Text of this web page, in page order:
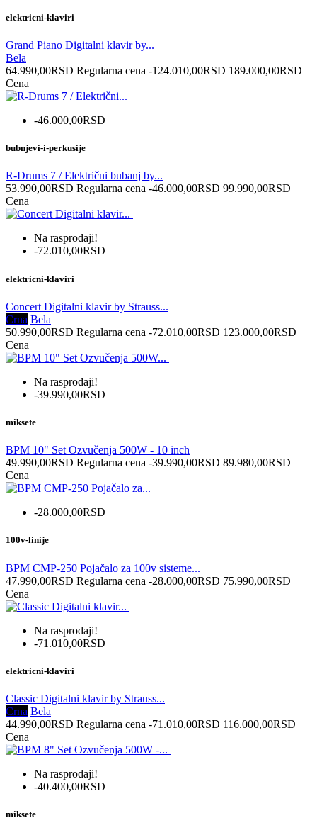
elektricni-klaviri
Grand Piano Digitalni klavir by...
Bela
64.990,00RSD Regularna cena -124.010,00RSD 189.000,00RSD
Cena
-46.000,00RSD
bubnjevi-i-perkusije
R-Drums 7 / Električni bubanj by...
53.990,00RSD Regularna cena -46.000,00RSD 99.990,00RSD
Cena
Na rasprodaji!
-72.010,00RSD
elektricni-klaviri
Concert Digitalni klavir by Strauss...
Crna Bela
50.990,00RSD Regularna cena -72.010,00RSD 123.000,00RSD
Cena
Na rasprodaji!
-39.990,00RSD
miksete
BPM 10" Set Ozvučenja 500W - 10 inch
49.990,00RSD Regularna cena -39.990,00RSD 89.980,00RSD
Cena
-28.000,00RSD
100v-linije
BPM CMP-250 Pojačalo za 100v sisteme...
47.990,00RSD Regularna cena -28.000,00RSD 75.990,00RSD
Cena
Na rasprodaji!
-71.010,00RSD
elektricni-klaviri
Classic Digitalni klavir by Strauss...
Crna Bela
44.990,00RSD Regularna cena -71.010,00RSD 116.000,00RSD
Cena
Na rasprodaji!
-40.400,00RSD
miksete